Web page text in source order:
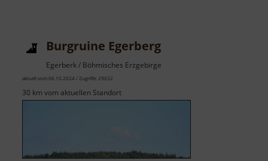
Burgruine Egerberg
Egerberk / Böhmisches Erzgebirge
aktuell vom 06.10.2024 / Zugriffe: 29032
30 km vom aktuellen Standort